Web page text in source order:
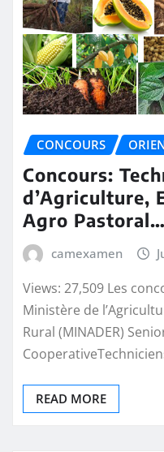
CONCOURS
Concours:
d’Agriculture,
Agro Pastoral…
camexamen
Views: 27,509 Les
Ministère de
Rural (MINADER)
READ MORE